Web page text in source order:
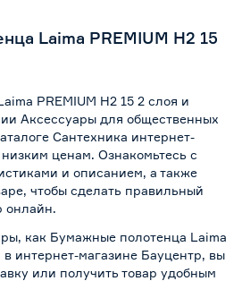
Laima PREMIUM H2 15
PREMIUM H2 15 2 слоя и
Аксессуары для общественных
Сантехника интернет-
ценам. Ознакомьтесь с
и описанием, а также
чтобы сделать правильный
онлайн.
как Бумажные полотенца Laima
в интернет-магазине Бауцентр, вы
или получить товар удобным